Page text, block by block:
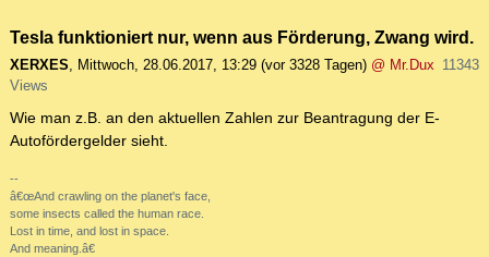
Tesla funktioniert nur, wenn aus Förderung, Zwang wird.
XERXES, Mittwoch, 28.06.2017, 13:29 (vor 3328 Tagen) @ Mr.Dux 11343
Views
Wie man z.B. an den aktuellen Zahlen zur Beantragung der E-
Autofördergelder sieht.
--
â€œAnd crawling on the planet's face,
some insects called the human race.
Lost in time, and lost in space.
And meaning.â€